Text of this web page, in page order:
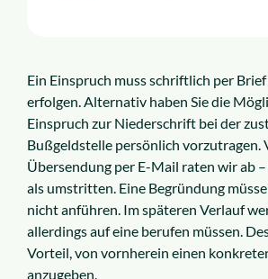
Ein Einspruch muss schriftlich per
erfolgen. Alternativ haben Sie die
Einspruch zur Niederschrift bei der
Bußgeldstelle persönlich vorzutragen.
Übersendung per E-Mail raten wir ab
als umstritten. Eine Begründung
nicht anführen. Im späteren Verlauf
allerdings auf eine berufen müssen.
Vorteil, von vornherein einen
anzugeben.